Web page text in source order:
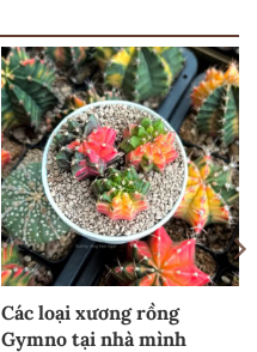
Các loại xương rồng
Gymno tại nhà mình